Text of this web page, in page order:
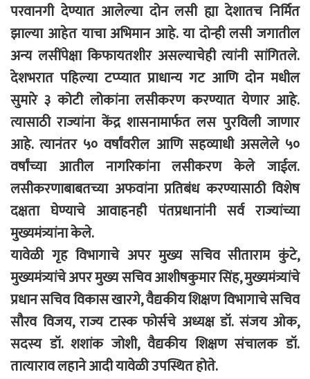
परवानगी देण्यात आलेल्या दोन लसी ह्या देशातच निर्मित
झाल्या आहेत याचा अभिमान आहे. या दोन्ही लसी जगातील
अन्य लसींपेक्षा किफायतशीर असल्याचेही त्यांनी सांगितले.
देशभरात पहिल्या टप्प्यात प्राधान्य गट आणि दोन मधील
सुमारे ३ कोटी लोकांना लसीकरण करण्यात येणार आहे.
त्यासाठी राज्यांना केंद्र शासनामार्फत लस पुरविली जाणार
आहे. त्यानंतर ५० वर्षांवरील आणि सहव्याधी असलेले ५०
वर्षांच्या आतील नागरिकांना लसीकरण केले जाईल.
लसीकरणाबाबतच्या अफवांना प्रतिबंध करण्यासाठी विशेष
दक्षता घेण्याचे आवाहनही पंतप्रधानांनी सर्व राज्यांच्या
मुख्यमंत्र्यांना केले.
यावेळी गृह विभागाचे अपर मुख्य सचिव सीताराम कुंटे,
मुख्यमंत्र्यांचे अपर मुख्य सचिव आशीषकुमार सिंह, मुख्यमंत्र्यांचे
प्रधान सचिव विकास खारगे, वैद्यकीय शिक्षण विभागाचे सचिव
सौरव विजय, राज्य टास्क फोर्सचे अध्यक्ष डॉ. संजय ओक,
सदस्य डॉ. शशांक जोशी, वैद्यकीय शिक्षण संचालक डॉ.
तात्याराव लहाने आदी यावेळी उपस्थित होते.